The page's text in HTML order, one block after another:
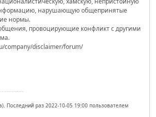
нарушающую общепринятые
нормы.
провоцирующие конфликт с другими
company/disclaimer/forum/
Последний раз 2022-10-05 19:00 пользователем